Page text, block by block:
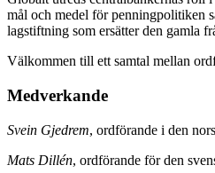
mål och medel för penningpolitiken
lagstiftning som ersätter den gamla
Välkommen till ett samtal mellan
Medverkande
Svein Gjedrem, ordförande i den
Mats Dillén, ordförande för den